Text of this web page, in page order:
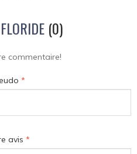
(0)
commentaire!
*
avis *